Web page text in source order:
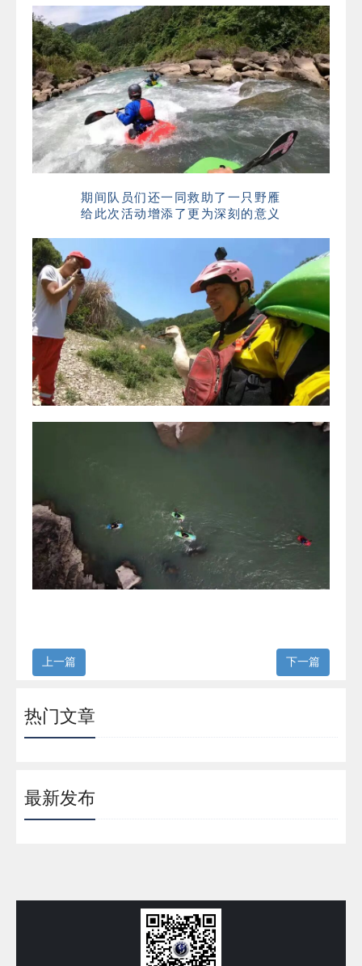
期间队员们还一同救助了一只野雁
给此次活动增添了更为深刻的意义
上一篇 下一篇
热门文章
最新发布